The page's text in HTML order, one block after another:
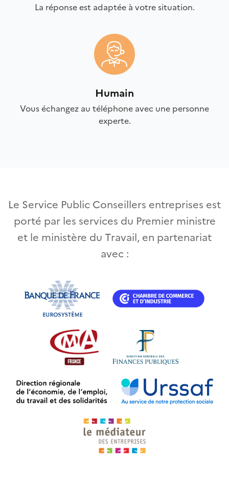
La réponse est adaptée à votre situation.
Humain
Vous échangez au téléphone avec une personne
experte.
Le Service Public Conseillers entreprises est
porté par les services du Premier ministre
et le ministère du Travail, en partenariat
avec :